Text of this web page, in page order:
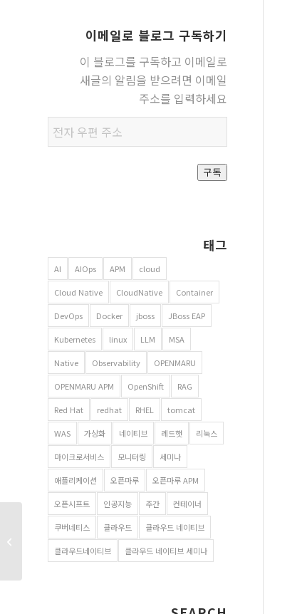
이메일로 블로그 구독하기
이 블로그를 구독하고 이메일로
새글의 알림을 받으려면 이메일
주소를 입력하세요
우편
주소
구독
태그
AI AIOps APM cloud
Cloud Native CloudNative Container
DevOps Docker jboss JBoss EAP
Kubernetes linux LLM MSA
Native Observability OPENMARU
OPENMARU APM OpenShift RAG
Red Hat redhat RHEL tomcat
WAS 가상화 네이티브 레드햇 리눅스
마이크로서비스 모니터링 세미나
애플리케이션 오픈마루 오픈마루 APM
오픈시프트 인공지능 주간 컨테이너
쿠버네티스 클라우드 클라우드 네이티브
클라우드네이티브 클라우드 네이티브 세미나
레드햇 Container Day
세미나 – 컨테이너와 AI
솔루션 소�...